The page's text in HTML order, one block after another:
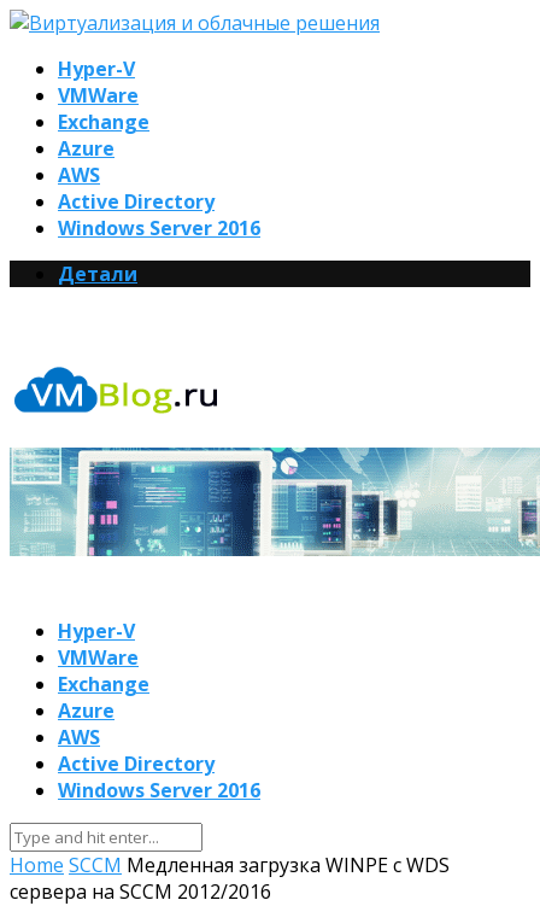
Hyper-V
VMWare
Exchange
Azure
AWS
Active Directory
Windows Server 2016
Детали
Hyper-V
VMWare
Exchange
Azure
AWS
Active Directory
Windows Server 2016
Home SCCM Медленная загрузка WINPE с WDS
сервера на SCCM 2012/2016